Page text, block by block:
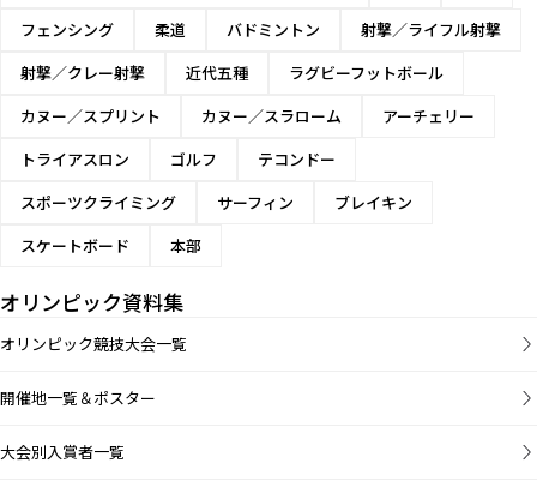
フェンシング
柔道 バドミントン
射撃／ライフル射撃
射撃／クレー射撃
近代五種
ラグビーフットボール
カヌー／スプリント
カヌー／スラローム
アーチェリー
トライアスロン
ゴルフ
テコンドー
スポーツクライミング
サーフィン
ブレイキン
スケートボード
本部
オリンピック資料集
オリンピック競技大会一覧
開催地一覧＆ポスター
大会別入賞者一覧